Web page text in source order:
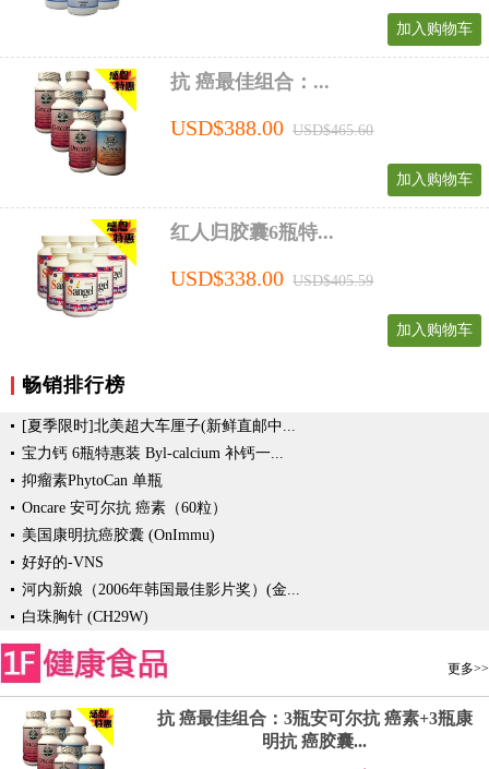
加入购物车
抗 癌最佳组合：...
USD$388.00 USD$465.60
加入购物车
红人归胶囊6瓶特...
USD$338.00 USD$405.59
加入购物车
畅销排行榜
[夏季限时]北美超大车厘子(新鲜直邮中...
宝力钙 6瓶特惠装 Byl-calcium 补钙一...
抑瘤素PhytoCan 单瓶
Oncare 安可尔抗 癌素（60粒）
美国康明抗癌胶囊 (OnImmu)
好好的-VNS
河内新娘（2006年韩国最佳影片奖）(金...
白珠胸针 (CH29W)
更多>>
抗 癌最佳组合：3瓶安可尔抗 癌素+3瓶康
明抗 癌胶囊...